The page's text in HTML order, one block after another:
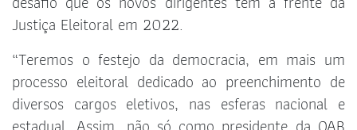
Justiça Eleitoral em 2022.
“Teremos o festejo da democracia, em mais um
processo eleitoral dedicado ao preenchimento de
diversos cargos eletivos, nas esferas nacional e